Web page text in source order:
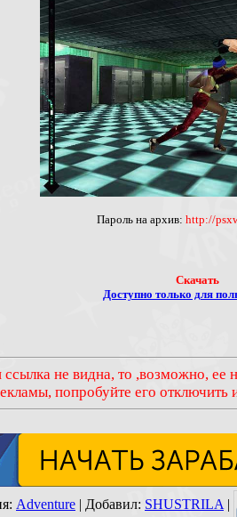
Пароль на архив: http://
Скачать
Доступно только для
ссылка не видна, то ,возможно, ее
попробуйте его отключить
: Adventure | Добавил: SHUSTRILA |